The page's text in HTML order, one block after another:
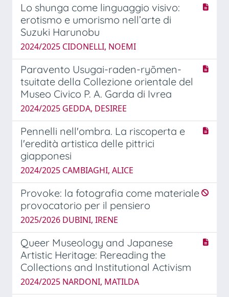
Lo shunga come linguaggio visivo:
erotismo e umorismo nell’arte di
Suzuki Harunobu
2024/2025 CIDONELLI, NOEMI
Paravento Usugai-raden-ryōmen-
tsuitate della Collezione orientale del
Museo Civico P. A. Garda di Ivrea
2024/2025 GEDDA, DESIREE
Pennelli nell'ombra. La riscoperta e
l'eredità artistica delle pittrici
giapponesi
2024/2025 CAMBIAGHI, ALICE
Provoke: la fotografia come materiale
provocatorio per il pensiero
2025/2026 DUBINI, IRENE
Queer Museology and Japanese
Artistic Heritage: Rereading the
Collections and Institutional Activism
2024/2025 NARDONI, MATILDA